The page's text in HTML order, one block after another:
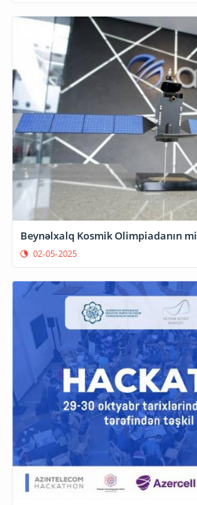
Beynəlxalq Kosmik Olimpiadanın
02-05-2025